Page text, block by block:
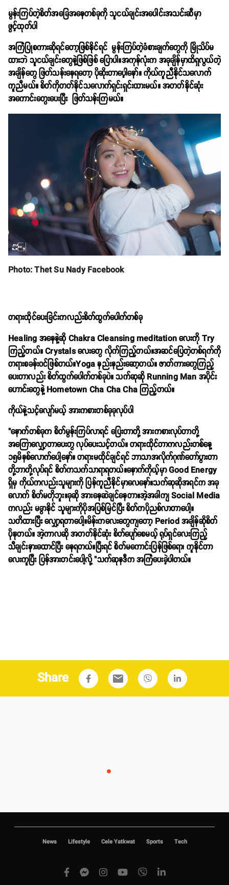
မွန်းကြပ်တဲ့စိတ်အခြေအနေတစ်ခုကို သူငယ်ချင်းအပေါင်းအသင်းဆီမှာ
ဖွင့်ထုတ်ပါ
အကြံပြုစကားဆိုရင်တော့ဖြစ်နိုင်ရင် မွန်းကြပ်တဲ့ခံစားချက်တွေကို မြိုသိပ်မ
ထားဘဲ သူငယ်ချင်းတွေနဲ့ဖြစ်ဖြစ် ပြောပါ။အကုန်လုံးက အခုချိန်မှာထိရှလွယ်တဲ့
အချိန်တွေ ဖြတ်သန်းနေရတော့ ပိုဆိုးတာပေ့ါနော်။ ကိုယ်ကူညီနိုင်သလောက်
ကူညီမယ်။ စိတ်ကိုတတ်နိုင်သလောက်ရှင်းရှင်းထားမယ်။ အတတ်နိုင်ဆုံး
အကောင်းတွေးပေးပြီး ဖြတ်သန်းကြမယ်။
Photo: Thet Su Nady Facebook
တရားထိုင်ပေးခြင်းကလည်းစိတ်ထွက်ပေါက်တစ်ခု
Healing အနေနဲ့ဆို Chakra Cleansing meditation လေးကို Try
ကြည့်တယ်။ Crystals လေးတွေ လိုက်ကြည့်တယ်။အဆင်ပြေတဲ့တစ်ရက်ကို
တရားစခန်းဝင်ဖြစ်တယ်။Yoga နည်းနည်းဆော့တယ်။ ဇာတ်ကားတွေကြည့်
ပေးတာလည်း စိတ်ထွက်ပေါက်တစ်ခုပဲ။ သက်ဆုဆို Running Man အပိုင်း
ဟောင်းတွေနဲ့ Hometown Cha Cha Cha ကြည့်တယ်။
ကိုယ်နဲ့သင့်လျော်မယ့် အားကစားတစ်ခုခုလုပ်ပါ
"နောက်တစ်ခုက စိတ်မွန်းကြပ်လာရင် ပြေးတာတို့ အားကစားလုပ်တာတို့
အကြောလျှော့တာပေးတွ လုပ်ပေးသင့်တယ်။ တရားထိုင်တာကလည်းတစ်နေ့
၁၅မိနစ်လောက်ပေါ့နော်။ တရားမထိုင်ချင်ရင် ဘာသာအလိုက်ဂုဏ်တော်ပွားတာ
တို့ဘာတို့လုပ်ရင် စိတ်ကသက်သာရာရတယ်။နောက်ကိုယ့်မှာ Good Energy
ရှိမှ ကိုယ်ကလည်းသူများကို ပြန်ကူညီနိုင်မှာလေနော်။သက်ဆုဆိုအရင်က အခု
လောက် စိတ်မတိုဘူး။ခုဆို အားနေဆဲချင်နေတာ။အဲ့အခါကျ Social Media
ကလည်း မခွာနိုင် သူများကိုပိုအပြစ်မြင်ပြီး စိတ်ကပိုညစ်လာတာပေါ့။
သတိထားပြီး လျှော့ရတာပေါ့။မိန်းကလေးတွေကျတော့ Period အချိန်ဆိုစိတ်
ပိုနုတယ်။ အဲ့ကာလဆို အတတ်နိုင်ဆုံး စိတ်ပျော်စေမယ့် ရုပ်ရှင်လေးကြည့်
သီချင်းနားထောင်ပြီး နေရတယ်။ပြီးရင် စိတ်မကောင်းပြန်ဖြစ်ရော၊ ကူနိုင်တာ
လေးကူပြီး ပြန်အားတင်းပေါ့လို့ "သက်ဆုနဒီက အကြံပေးခဲ့ပါတယ်။
Share email
News Lifestyle Cele Yatkwat Sports Tech